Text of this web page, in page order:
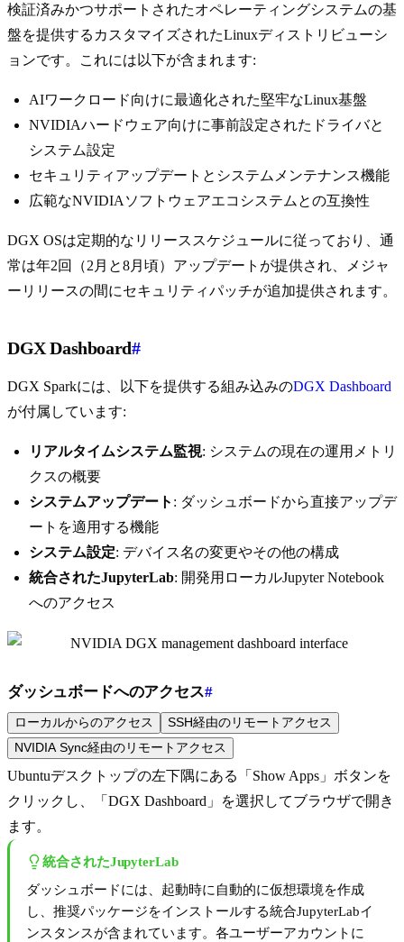
検証済みかつサポートされたオペレーティングシステムの基
盤を提供するカスタマイズされたLinuxディストリビューシ
ョンです。これには以下が含まれます:
AIワークロード向けに最適化された堅牢なLinux基盤
NVIDIAハードウェア向けに事前設定されたドライバと
システム設定
セキュリティアップデートとシステムメンテナンス機能
広範なNVIDIAソフトウェアエコシステムとの互換性
DGX OSは定期的なリリーススケジュールに従っており、通
常は年2回（2月と8月頃）アップデートが提供され、メジャ
ーリリースの間にセキュリティパッチが追加提供されます。
DGX Dashboard#
DGX Sparkには、以下を提供する組み込みのDGX Dashboard
が付属しています:
リアルタイムシステム監視: システムの現在の運用メトリ
クスの概要
システムアップデート : ダッシュボードから直接アップデ
ートを適用する機能
システム設定: デバイス名の変更やその他の構成
統合されたJupyterLab: 開発用ローカルJupyter Notebook
へのアクセス
ダッシュボードへのアクセス#
ローカルからのアクセス
SSH経由のリモートアクセス
NVIDIA Sync経由のリモートアクセス
Ubuntuデスクトップの左下隅にある「Show Apps」ボタンを
クリックし、「DGX Dashboard」を選択してブラウザで開き
ます。
統合されたJupyterLab
ダッシュボードには、起動時に自動的に仮想環境を作成
し、推奨パッケージをインストールする統合JupyterLabイ
ンスタンスが含まれています。各ユーザーアカウントに